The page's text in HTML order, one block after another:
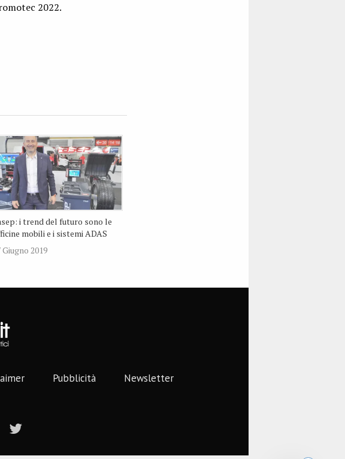
2022.
i trend del futuro sono le
mobili e i sistemi ADAS
Giugno 2019
Pubblicità Newsletter